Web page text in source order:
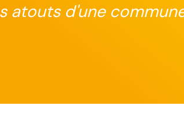
atouts d'une